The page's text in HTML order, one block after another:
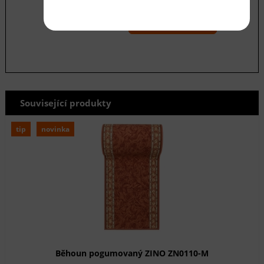
Související produkty
tip novinka
Běhoun pogumovaný ZINO ZN0110-M